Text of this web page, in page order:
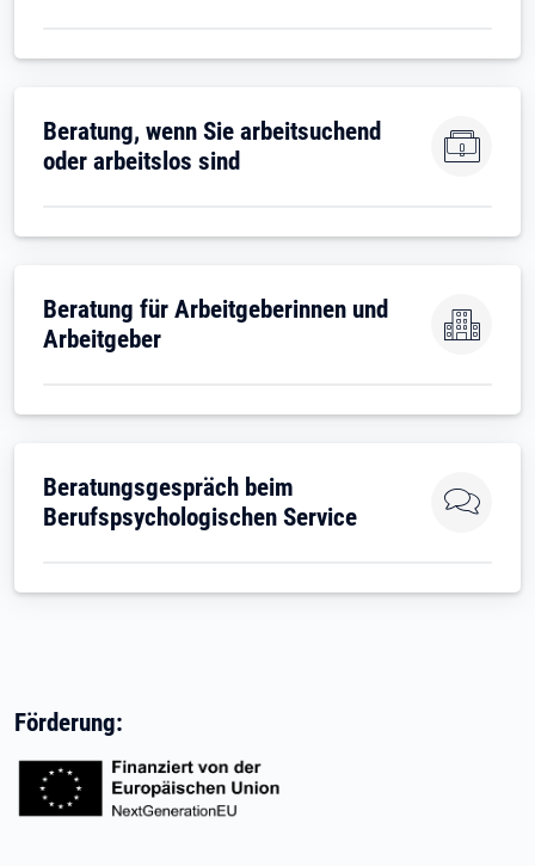
Beratung, wenn Sie arbeitsuchend
oder arbeitslos sind
Beratung für Arbeitgeberinnen und
Arbeitgeber
Beratungsgespräch beim
Berufspsychologischen Service
Förderung: